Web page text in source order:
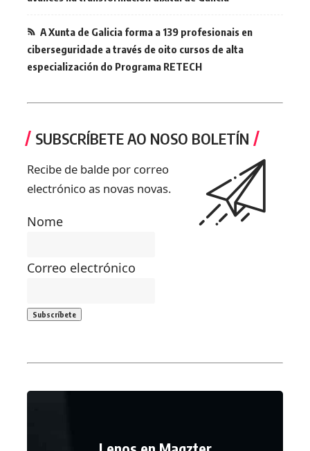
A Xunta de Galicia forma a 139 profesionais en
ciberseguridade a través de oito cursos de alta
especialización do Programa RETECH
SUBSCRÍBETE AO NOSO BOLETÍN
Recibe de balde por correo
electrónico as novas novas.
Nome
Correo electrónico